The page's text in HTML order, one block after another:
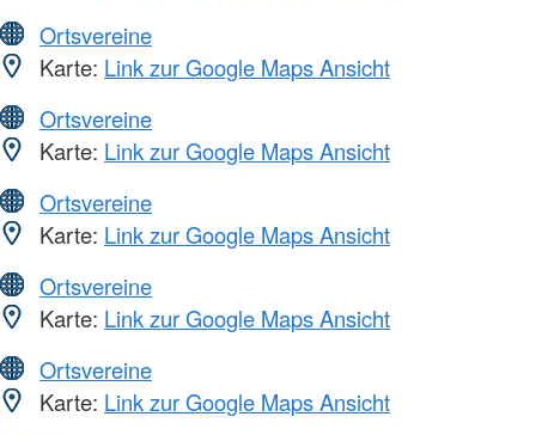
Ortsvereine
Karte: Link zur Google Maps Ansicht
Ortsvereine
Karte: Link zur Google Maps Ansicht
Ortsvereine
Karte: Link zur Google Maps Ansicht
Ortsvereine
Karte: Link zur Google Maps Ansicht
Ortsvereine
Karte: Link zur Google Maps Ansicht